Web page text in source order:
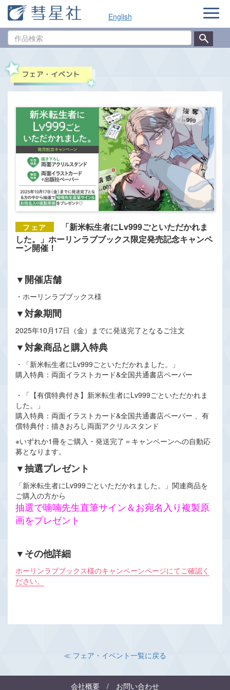
English
品
ナ
ゲ
「新米転生者にLv999ごといただかれま
した。」ホーリンラブブックス限定発売記念キャンペ
ーン開催！
▼開催店舗
・ホーリンラブブックス様
▼対象期間
2025年10月17日（金）までに発送完了となるご注文
▼対象商品と購入特典
・「新米転生者にLv999ごといただかれました。」
購入特典：両面イラストカード&全国共通書店ペーパー
・「【有償特典付き】新米転生者にLv999ごといただかれま
した。」
購入特典：両面イラストカード&全国共通書店ペーパー 、有
償特典付：描きおろし両面アクリルスタンド
※いずれか1冊をご購入・発送完了＝キャンペーンへの自動応
募となります。
▼抽選プレゼント
「新米転生者にLv999ごといただかれました。」関連商品を
ご購入の方から
抽選で喃喃先生直筆サイン＆お宛名入り複製原
画をプレゼント
▼その他詳細
ホーリンラブブックス様のキャンペーンページにてご確認く
ださい。
≪ フェア・イベント一覧に戻る
会社概要 / お問い合わせ